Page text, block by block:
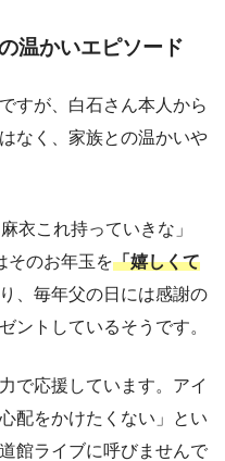
温かいエピソード
すが、白石さん本人から
なく、家族との温かいや
衣これ持っていきな」
そのお年玉を「嬉しくて
、毎年父の日には感謝の
ントしているそうです。
で応援しています。アイ
配をかけたくない」とい
館ライブに呼びませんで